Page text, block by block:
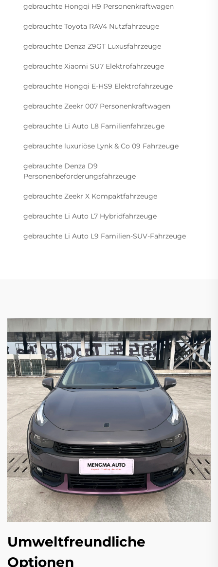
gebrauchte Hongqi H9 Personenkraftwagen
gebrauchte Toyota RAV4 Nutzfahrzeuge
gebrauchte Denza Z9GT Luxusfahrzeuge
gebrauchte Xiaomi SU7 Elektrofahrzeuge
gebrauchte Hongqi E-HS9 Elektrofahrzeuge
gebrauchte Zeekr 007 Personenkraftwagen
gebrauchte Li Auto L8 Familienfahrzeuge
gebrauchte luxuriöse Lynk & Co 09 Fahrzeuge
gebrauchte Denza D9
Personenbeförderungsfahrzeuge
gebrauchte Zeekr X Kompaktfahrzeuge
gebrauchte Li Auto L7 Hybridfahrzeuge
gebrauchte Li Auto L9 Familien-SUV-Fahrzeuge
Umweltfreundliche
Optionen